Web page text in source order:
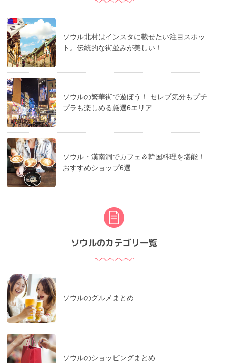
ソウル北村はインスタに載せたい注目スポッ
ト。伝統的な街並みが美しい！
ソウルの繁華街で遊ぼう！ セレブ気分もプチ
プラも楽しめる厳選6エリア
ソウル・漢南洞でカフェ＆韓国料理を堪能！
おすすめショップ6選
ソウルのカテゴリ一覧
ソウルのグルメまとめ
ソウルのショッピングまとめ